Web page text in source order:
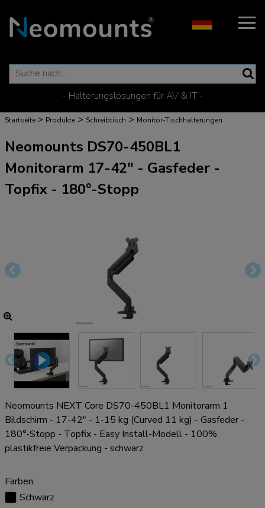
- Halterungslösungen für AV & IT -
Startseite > Produkte > Schreibtisch > Monitor-Tischhalterungen
Neomounts DS70-450BL1
Monitorarm 17-42" - Gasfeder -
Topfix - 180°-Stopp
Neomounts NEXT Core DS70-450BL1 Monitorarm 1
Bildschirm - 17-42" - 1-15 kg (Curved 11 kg) - Gasfeder -
180°-Stopp - Topfix - Easy Install-Modell - 100%
plastikfreie Verpackung - schwarz
Farben:
Schwarz